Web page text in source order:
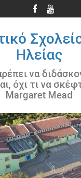
Ηλείας
να
όχι τι να
Margaret Mead